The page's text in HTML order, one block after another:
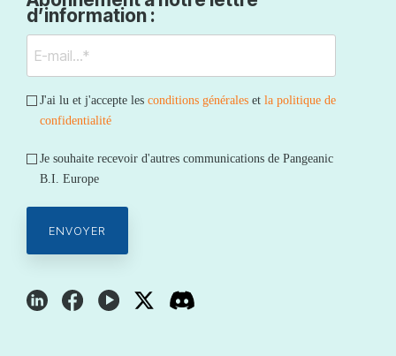
d’information :
J'ai lu et j'accepte les conditions générales et la politique de
confidentialité
Je souhaite recevoir d'autres communications de Pangeanic
B.I. Europe